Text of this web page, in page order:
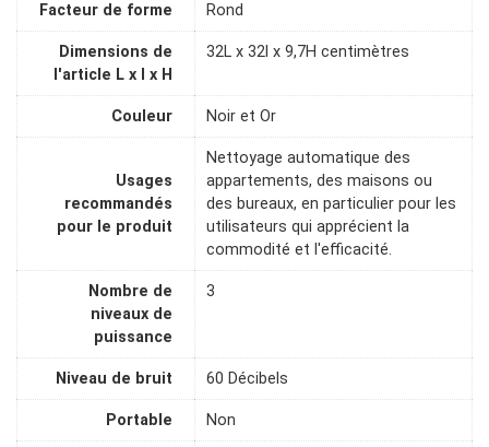
Facteur de forme Rond
Dimensions de
l'article L x l x H
32L x 32l x 9,7H centimètres
Couleur Noir et Or
Usages
recommandés
pour le produit
Nettoyage automatique des
appartements, des maisons ou
des bureaux, en particulier pour les
utilisateurs qui apprécient la
commodité et l'efficacité.
Nombre de
niveaux de
puissance
3
Niveau de bruit 60 Décibels
Portable Non